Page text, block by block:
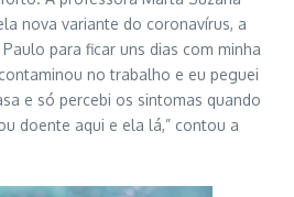
nova variante do coronavírus, a
para ficar uns dias com minha
no trabalho e eu peguei
e só percebi os sintomas quando
doente aqui e ela lá,” contou a